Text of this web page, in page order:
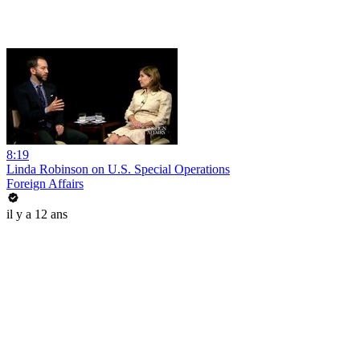
8:19
Linda Robinson on U.S. Special Operations
Foreign Affairs
il y a 12 ans